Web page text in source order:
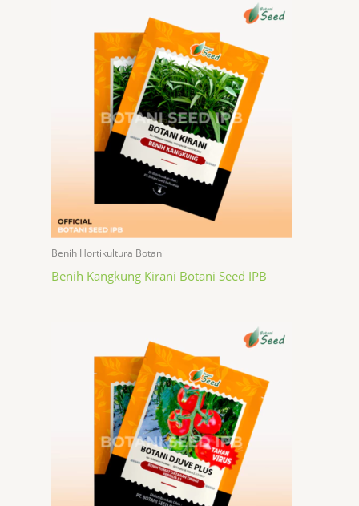
Benih Hortikultura Botani
Benih Kangkung Kirani Botani Seed IPB